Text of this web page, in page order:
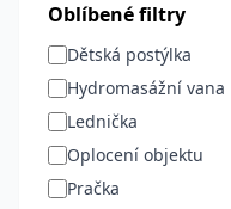
Oblíbené filtry
Dětská postýlka
Hydromasážní vana
Lednička
Oplocení objektu
Pračka